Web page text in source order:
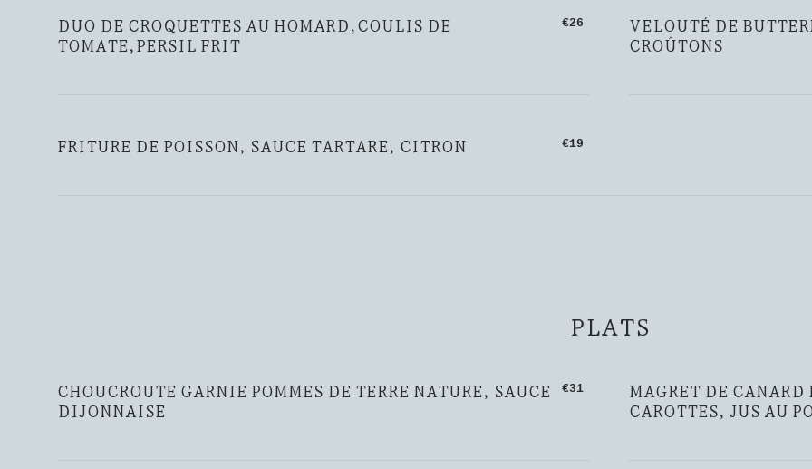
DUO DE CROQUETTES AU HOMARD,COULIS DE
TOMATE,PERSIL FRIT
€26
VELOUTÉ DE
CROÛTONS
FRITURE DE POISSON, SAUCE TARTARE, CITRON €19
PLATS
CHOUCROUTE GARNIE POMMES DE TERRE NATURE, SAUCE
DIJONNAISE
€31
MAGRET DE
CAROTTES, JUS AU